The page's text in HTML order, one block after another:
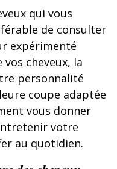
qui vous
de consulter
expérimenté
cheveux, la
personnalité
coupe adaptée
vous donner
votre
au quotidien.